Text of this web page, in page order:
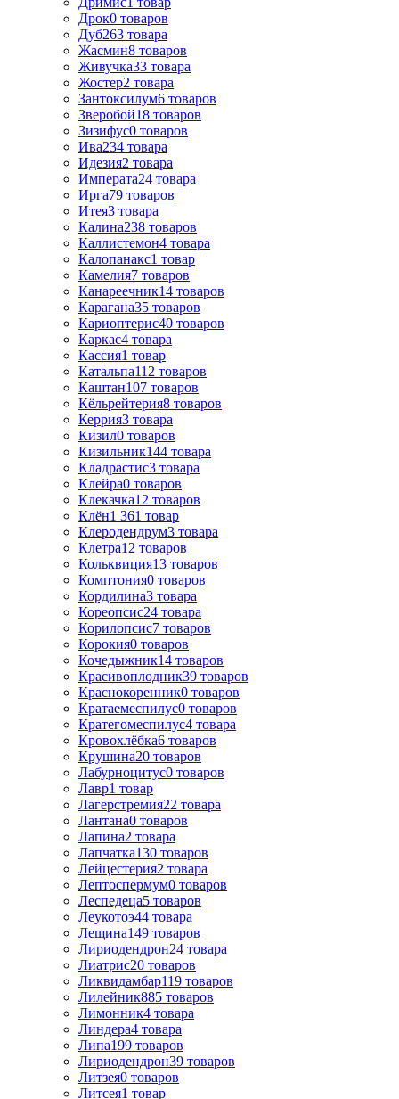
Дрок0 товаров
Дуб263 товара
Жасмин8 товаров
Живучка33 товара
Жостер2 товара
Зантоксилум6 товаров
Зверобой18 товаров
Зизифус0 товаров
Ива234 товара
Идезия2 товара
Императа24 товара
Ирга79 товаров
Итея3 товара
Калина238 товаров
Каллистемон4 товара
Калопанакс1 товар
Камелия7 товаров
Канареечник14 товаров
Карагана35 товаров
Кариоптерис40 товаров
Каркас4 товара
Кассия1 товар
Катальпа112 товаров
Каштан107 товаров
Кёльрейтерия8 товаров
Керрия3 товара
Кизил0 товаров
Кизильник144 товара
Кладрастис3 товара
Клейра0 товаров
Клекачка12 товаров
Клён1 361 товар
Клеродендрум3 товара
Клетра12 товаров
Кольквиция13 товаров
Комптония0 товаров
Кордилина3 товара
Кореопсис24 товара
Корилопсис7 товаров
Корокия0 товаров
Кочедыжник14 товаров
Красивоплодник39 товаров
Краснокоренник0 товаров
Кратаемеспилус0 товаров
Кратегомеспилус4 товара
Кровохлёбка6 товаров
Крушина20 товаров
Лабурноцитус0 товаров
Лавр1 товар
Лагерстремия22 товара
Лантана0 товаров
Лапина2 товара
Лапчатка130 товаров
Лейцестерия2 товара
Лептоспермум0 товаров
Леспедеца5 товаров
Леукотоэ44 товара
Лещина149 товаров
Лиpиодендpон24 товара
Лиатрис20 товаров
Ликвидамбар119 товаров
Лилейник885 товаров
Лимонник4 товара
Линдера4 товара
Липа199 товаров
Лириодендрон39 товаров
Литзея0 товаров
Литсея1 товар